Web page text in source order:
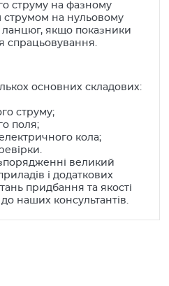
струму на фазному
струмом на нульовому
ланцюг, якщо показники
спрацьовування.
основних складових:
струму;
поля;
кола;
великий
і додаткових
придбання та якості
наших консультантів.